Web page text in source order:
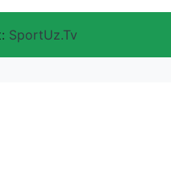
SportUz.Tv